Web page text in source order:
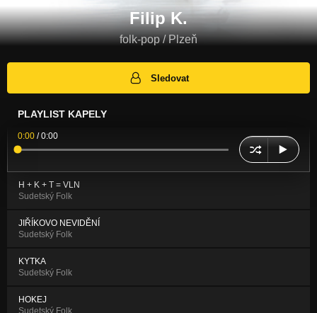
Filip K.
folk-pop / Plzeň
Sledovat
PLAYLIST KAPELY
0:00 /0:00
H + K + T = VLN
Sudetský Folk
JIŘÍKOVO NEVIDĚNÍ
Sudetský Folk
KYTKA
Sudetský Folk
HOKEJ